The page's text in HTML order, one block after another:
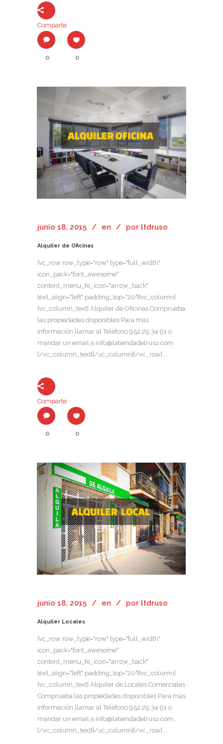
Comparte
0 0
junio 18, 2015 en por ltdruso
Alquiler de Oficinas
[vc_row row_type="row" type="full_width"
icon_pack="font_awesome"
content_menu_fe_icon="arrow_back"
text_align="left" padding_top="20"][vc_column]
[vc_column_text] Alquiler de Oficinas Comprueba
las propiedades disponibles Para más
información llamar al Teléfono 952 29 34 91 o
mandar un email a info@latiendadelruso.com
[/vc_column_text][/vc_column][/vc_row]...
Comparte
0 0
junio 18, 2015 en por ltdruso
Alquiler Locales
[vc_row row_type="row" type="full_width"
icon_pack="font_awesome"
content_menu_fe_icon="arrow_back"
text_align="left" padding_top="20"][vc_column]
[vc_column_text] Alquiler de Locales Comerciales
Comprueba las propiedades disponibles Para más
información llamar al Teléfono 952 29 34 91 o
mandar un email a info@latiendadelruso.com.
[/vc_column_text][/vc_column][/vc_row]...